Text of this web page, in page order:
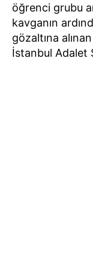
öğrenci grubu
kavganın
gözaltına
İstanbul Adalet